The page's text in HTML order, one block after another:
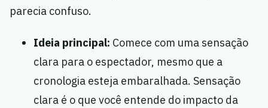
parecia confuso.
Ideia principal: Comece com uma sensação
clara para o espectador, mesmo que a
cronologia esteja embaralhada. Sensação
clara é o que você entende do impacto da